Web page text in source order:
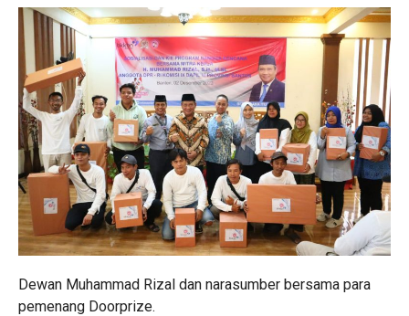
Dewan Muhammad Rizal dan narasumber bersama para
pemenang Doorprize.